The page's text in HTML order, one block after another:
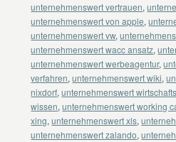
unternehmenswert vertrauen,
unternehmenswert von apple,
unternehmenswert vw,
unternehmenswert wacc ansatz,
unternehmenswert werbeagentur,
verfahren,unternehmenswert wiki,
nixdorf,unternehmenswert
wissen,unternehmenswert working
xing,unternehmenswert xls,
unternehmenswert zalando,